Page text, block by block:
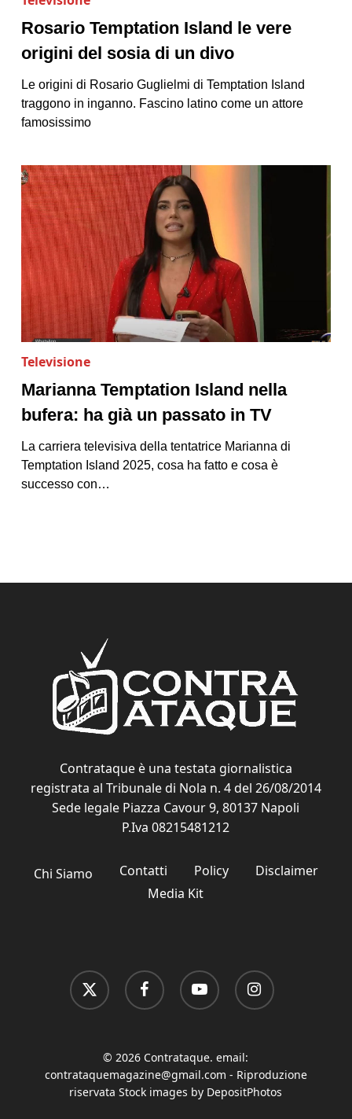
Rosario Temptation Island le vere
origini del sosia di un divo
Le origini di Rosario Guglielmi di Temptation Island
traggono in inganno. Fascino latino come un attore
famosissimo
Televisione
Marianna Temptation Island nella
bufera: ha già un passato in TV
La carriera televisiva della tentatrice Marianna di
Temptation Island 2025, cosa ha fatto e cosa è
successo con…
Contrataque è una testata giornalistica
registrata al Tribunale di Nola n. 4 del 26/08/2014
Sede legale Piazza Cavour 9, 80137 Napoli
P.Iva 08215481212
Chi Siamo Contatti Policy
Disclaimer
Media Kit
x-
twitter
facebook youtube instagram
© 2026 Contrataque. email:
contrataquemagazine@gmail.com - Riproduzione
riservata Stock images by DepositPhotos